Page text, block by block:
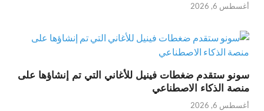
أغسطس 6, 2026
سونو ستقدم ضغطات فينيل للأغاني التي تم إنشاؤها على
منصة الذكاء الاصطناعي
أغسطس 6, 2026